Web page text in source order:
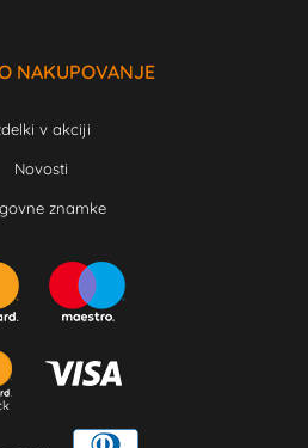
NAKUPOVANJE
v akciji
Novosti
znamke